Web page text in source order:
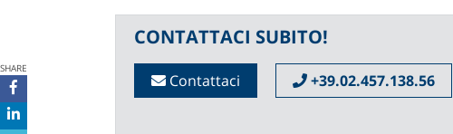
CONTATTACI SUBITO!
Contattaci +39.02.457.138.56
SHARE